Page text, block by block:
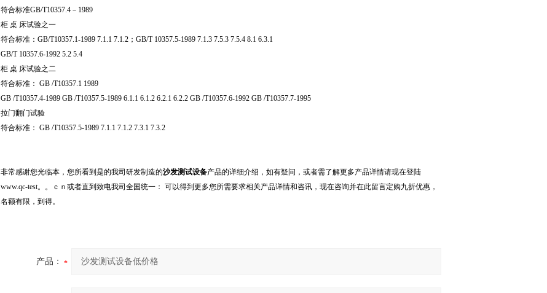
符合标准GB/T10357.4－1989
柜 桌 床试验之一
符合标准：GB/T10357.1-1989 7.1.1 7.1.2；GB/T 10357.5-1989 7.1.3 7.5.3 7.5.4 8.1 6.3.1
GB/T 10357.6-1992 5.2 5.4
柜 桌 床试验之二
符合标准： GB /T10357.1 1989
GB /T10357.4-1989 GB /T10357.5-1989 6.1.1 6.1.2 6.2.1 6.2.2 GB /T10357.6-1992 GB /T10357.7-1995
拉门翻门试验
符合标准： GB /T10357.5-1989 7.1.1 7.1.2 7.3.1 7.3.2
非常感谢您光临本，您所看到是的我司研发制造的沙发测试设备产品的详细介绍，如有疑问，或者需了解更多产品详情请现在登陆
www.qc-test。。ｃｎ或者直到致电我司全国统一： 可以得到更多您所需要求相关产品详情和咨讯，现在咨询并在此留言定购九折优惠，
名额有限，到得。
产品：